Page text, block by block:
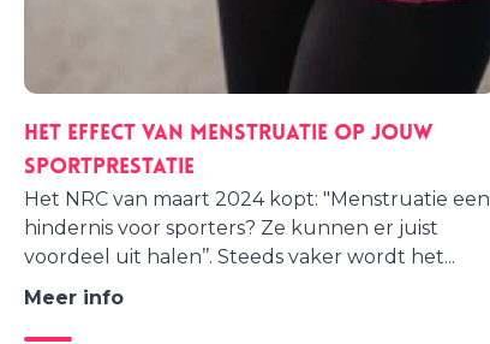
Het effect van menstruatie op jouw
sportprestatie
Het NRC van maart 2024 kopt: "Menstruatie een
hindernis voor sporters? Ze kunnen er juist
voordeel uit halen’’. Steeds vaker wordt het...
Meer info